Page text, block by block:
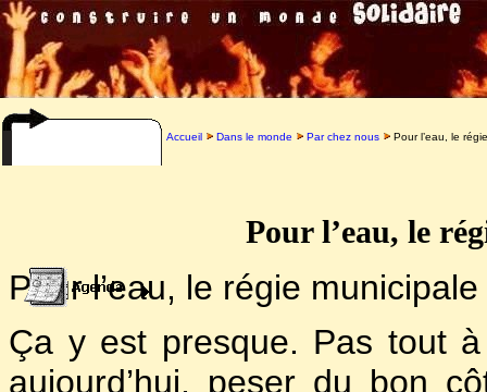
Accueil Dans le monde Par chez nous Pour l’eau, le
Pour l’eau, le
Pour l’eau, le régie municipale
Ça y est presque. Pas tout
aujourd’hui, peser du bon